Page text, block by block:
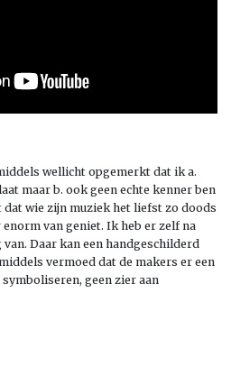
wellicht opgemerkt dat ik a.
maar b. ook geen echte kenner ben
wie zijn muziek het liefst zo doods
van geniet. Ik heb er zelf na
Daar kan een handgeschilderd
vermoed dat de makers er een
geen zier aan